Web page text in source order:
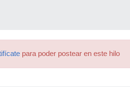
para poder postear en este hilo